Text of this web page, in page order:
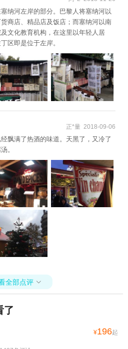
纳河左岸的部分。巴黎人将塞纳河以
商店、精品店及饭店；而塞纳河以南
文化教育机构，在这里以年轻人居
区即是位于左岸。
正*量 2018-09-06
飘满了热酒的味道。天黑了，又冷了
。
全部点评 
了
¥196起